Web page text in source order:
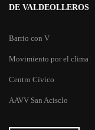
DE VALDEOLLEROS
Barrio con V
Movimiento por el clima
Centro Cívico
AAVV San Acisclo